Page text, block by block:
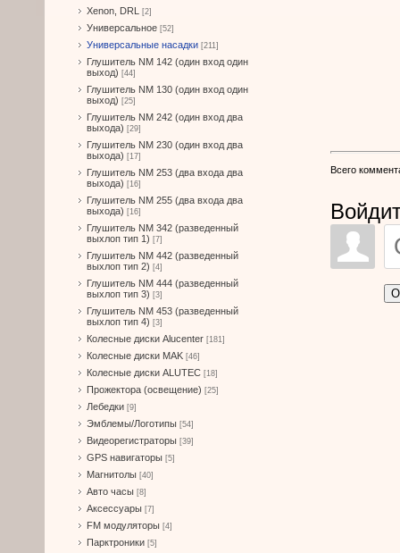
Xenon, DRL [2]
Универсальное [52]
Универсальные насадки [211]
Глушитель NM 142 (один вход один
выход) [44]
Глушитель NM 130 (один вход один
выход) [25]
Глушитель NM 242 (один вход два
выхода) [29]
Глушитель NM 230 (один вход два
выхода) [17]
Глушитель NM 253 (два входа два
выхода) [16]
Глушитель NM 255 (два входа два
выхода) [16]
Глушитель NM 342 (разведенный
выхлоп тип 1) [7]
Глушитель NM 442 (разведенный
выхлоп тип 2) [4]
Глушитель NM 444 (разведенный
выхлоп тип 3) [3]
Глушитель NM 453 (разведенный
выхлоп тип 4) [3]
Колесные диски Alucenter [181]
Колесные диски MAK [46]
Колесные диски ALUTEC [18]
Прожектора (освещение) [25]
Лебедки [9]
Эмблемы/Логотипы [54]
Видеорегистраторы [39]
GPS навигаторы [5]
Магнитолы [40]
Авто часы [8]
Аксессуары [7]
FM модуляторы [4]
Парктроники [5]
Всего